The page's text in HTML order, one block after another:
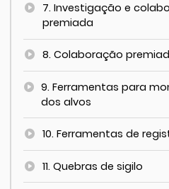
7. Investigação e
premiada
8. Colaboração
9. Ferramentas para
dos alvos
10. Ferramentas de
11. Quebras de sigilo